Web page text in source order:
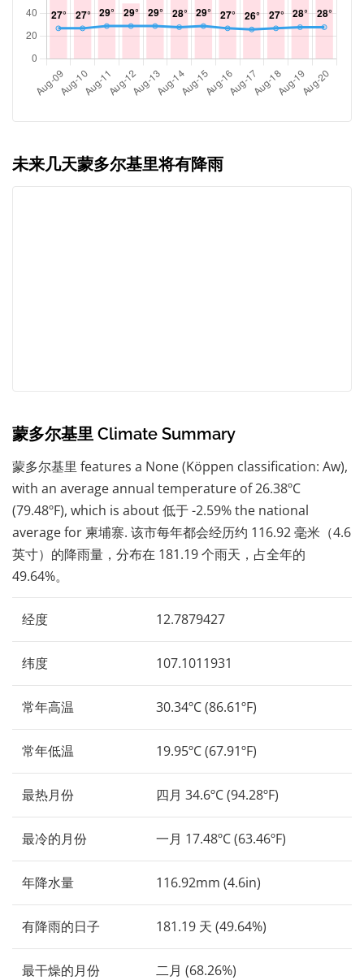
未来几天蒙多尔基里将有降雨
蒙多尔基里 Climate Summary
蒙多尔基里 features a None (Köppen classification: Aw),
with an average annual temperature of 26.38ºC
(79.48ºF), which is about 低于 -2.59% the national
average for 柬埔寨. 该市每年都会经历约 116.92 毫米（4.6
英寸）的降雨量，分布在 181.19 个雨天，占全年的
49.64%。
经度 12.7879427
纬度 107.1011931
常年高温 30.34ºC (86.61ºF)
常年低温 19.95ºC (67.91ºF)
最热月份 四月 34.6ºC (94.28ºF)
最冷的月份 一月 17.48ºC (63.46ºF)
年降水量 116.92mm (4.6in)
有降雨的日子 181.19 天 (49.64%)
最干燥的月份 二月 (68.26%)